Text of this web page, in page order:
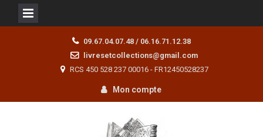
09.67.04.07.48 / 06.16.71.12.38
livresetcollections@gmail.com
RCS 450 528 237 00016 - FR12450528237
Mon compte